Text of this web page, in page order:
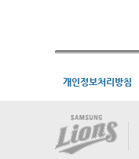
개인정보처리방침